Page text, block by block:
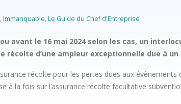
,Immanquable,Le Guide du Chef d'Entreprise
avant le 16 mai 2024 selon les cas, un
d’une ampleur exceptionnelle due à
récolte pour les pertes dues aux
à la fois sur l’assurance récolte facultative